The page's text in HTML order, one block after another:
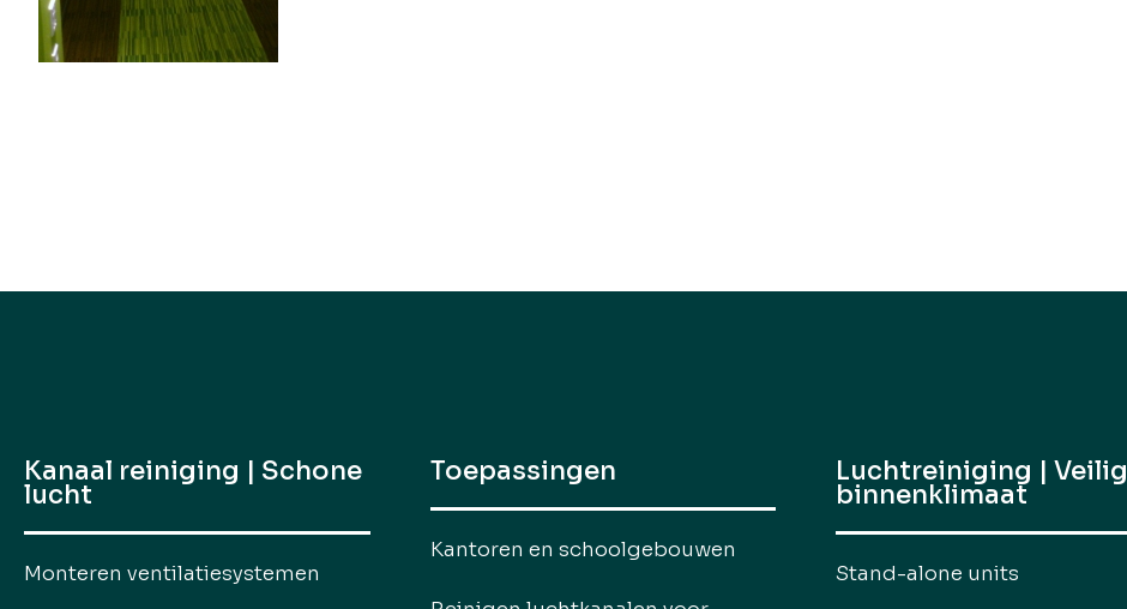
Kanaal reiniging | Schone
lucht
Monteren ventilatiesystemen
Toepassingen
Kantoren en schoolgebouwen
Luchtreiniging | Veilig
binnenklimaat
Stand-alone units